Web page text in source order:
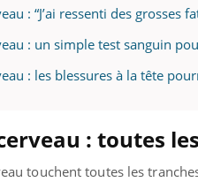
: “J’ai ressenti des grosses
: un simple test sanguin
: les blessures à la tête
: toutes
touchent toutes les